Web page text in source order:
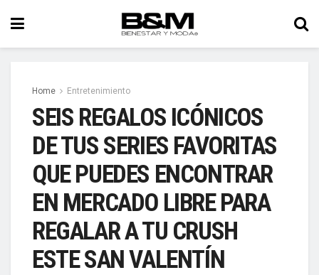
Home Entretenimiento
SEIS REGALOS ICÓNICOS
DE TUS SERIES FAVORITAS
QUE PUEDES ENCONTRAR
EN MERCADO LIBRE PARA
REGALAR A TU CRUSH
ESTE SAN VALENTÍN